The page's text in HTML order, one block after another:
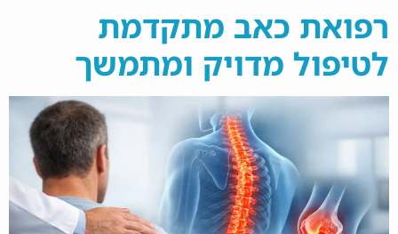
רפואת כאב מתקדמת
לטיפול מדויק ומתמשך